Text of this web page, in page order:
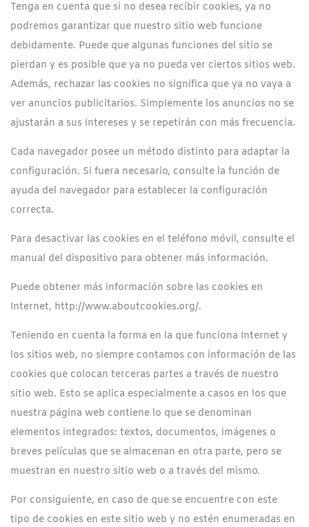
Tenga en cuenta que si no desea recibir cookies, ya no
podremos garantizar que nuestro sitio web funcione
debidamente. Puede que algunas funciones del sitio se
pierdan y es posible que ya no pueda ver ciertos sitios web.
Además, rechazar las cookies no significa que ya no vaya a
ver anuncios publicitarios. Simplemente los anuncios no se
ajustarán a sus intereses y se repetirán con más frecuencia.
Cada navegador posee un método distinto para adaptar la
configuración. Si fuera necesario, consulte la función de
ayuda del navegador para establecer la configuración
correcta.
Para desactivar las cookies en el teléfono móvil, consulte el
manual del dispositivo para obtener más información.
Puede obtener más información sobre las cookies en
Internet, http://www.aboutcookies.org/.
Teniendo en cuenta la forma en la que funciona Internet y
los sitios web, no siempre contamos con información de las
cookies que colocan terceras partes a través de nuestro
sitio web. Esto se aplica especialmente a casos en los que
nuestra página web contiene lo que se denominan
elementos integrados: textos, documentos, imágenes o
breves películas que se almacenan en otra parte, pero se
muestran en nuestro sitio web o a través del mismo.
Por consiguiente, en caso de que se encuentre con este
tipo de cookies en este sitio web y no estén enumeradas en